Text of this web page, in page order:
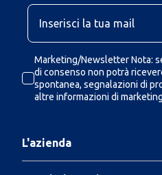
Marketing/Newsletter Nota:
di consenso non potrà
spontanea, segnalazioni di
altre informazioni di
L'azienda